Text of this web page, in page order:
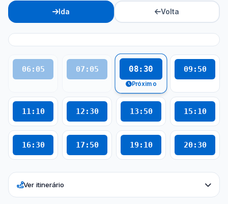
Ida Volta
06:05 07:05 08:30
Próximo
09:50
11:10 12:30 13:50 15:10
16:30 17:50 19:10 20:30
Ver itinerário